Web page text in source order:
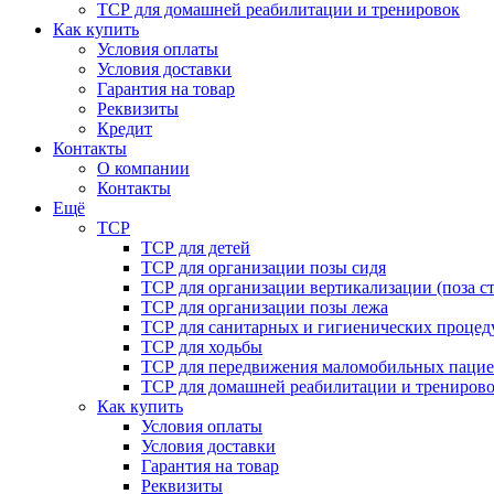
ТСР для домашней реабилитации и тренировок
Как купить
Условия оплаты
Условия доставки
Гарантия на товар
Реквизиты
Кредит
Контакты
О компании
Контакты
Ещё
ТСР
ТСР для детей
ТСР для организации позы сидя
ТСР для организации вертикализации (поза
ТСР для организации позы лежа
ТСР для санитарных и гигиенических
ТСР для ходьбы
ТСР для передвижения маломобильных
ТСР для домашней реабилитации и
Как купить
Условия оплаты
Условия доставки
Гарантия на товар
Реквизиты